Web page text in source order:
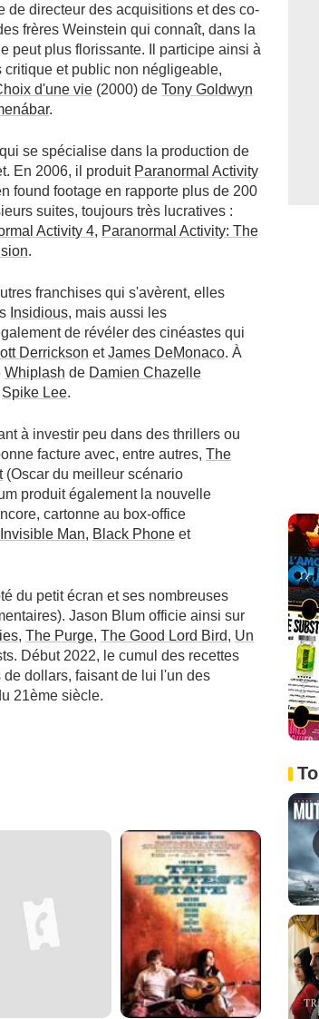
de directeur des acquisitions et des co­
frères Weinstein qui connaît, dans la
peut plus florissante. Il participe ainsi à
et public non négligeable,
d'une vie (2000) de Tony Goldwyn
.
se spécialise dans la production de
En 2006, il produit Paranormal Activity
found footage en rapporte plus de 200
suites, toujours très lucratives :
Activity 4, Paranormal Activity: The
.
franchises qui s'avèrent, elles
Insidious, mais aussi les
de révéler des cinéastes qui
Derrickson etJames DeMonaco. À
Whiplash de Damien Chazelle
Spike Lee.
à investir peu dans des thrillers ou
facture avec, entre autres, The
(Oscar du meilleur scénario
produit également la nouvelle
cartonne au box-office
Invisible Man, Black Phone et
du petit écran et ses nombreuses
Jason Blum officie ainsi sur
, The Purge, The Good Lord Bird, Un
. Début 2022, le cumul des recettes
dollars, faisant de lui l'un des
21ème siècle.